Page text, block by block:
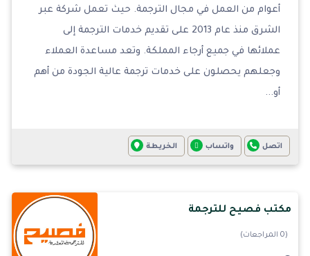
أعوام من العمل في مجال الترجمة. حيث تعمل شركة عبر
الشرق منذ عام 2013 على تقديم خدمات الترجمة إلى
عملائها في جميع أرجاء المملكة. وتعد مساعدة العملاء
وجعلهم يحصلون على خدمات ترجمة عالية الجودة من أهم
أو...
اتصل واتساب الخريطة
مكتب فصيح للترجمة
(0 المراجعات)